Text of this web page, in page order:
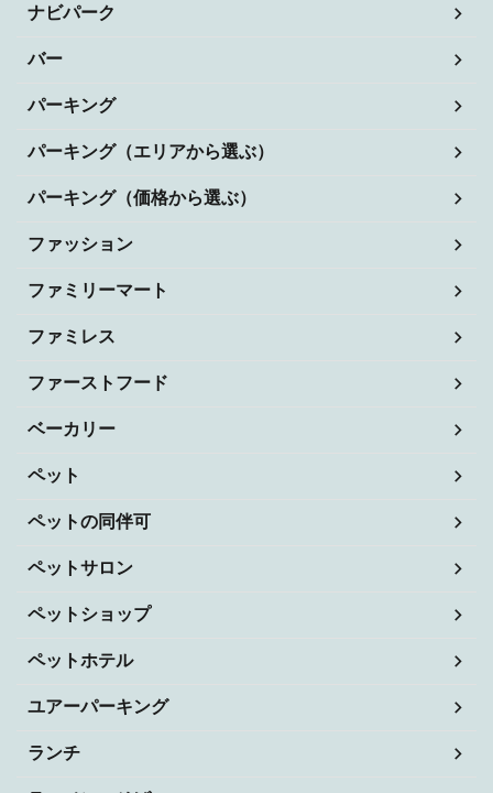
ナビパーク
バー
パーキング
パーキング（エリアから選ぶ）
パーキング（価格から選ぶ）
ファッション
ファミリーマート
ファミレス
ファーストフード
ベーカリー
ペット
ペットの同伴可
ペットサロン
ペットショップ
ペットホテル
ユアーパーキング
ランチ